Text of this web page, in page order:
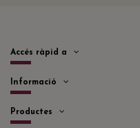
Accés ràpid a
Informació
Productes